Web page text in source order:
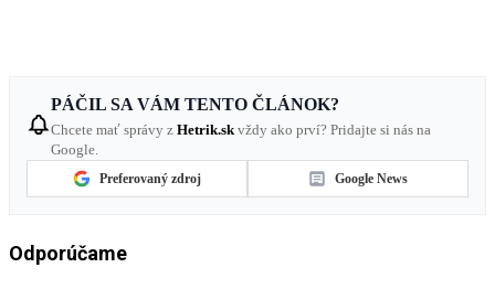
PÁČIL SA VÁM TENTO ČLÁNOK?
Chcete mať správy z Hetrik.skvždy ako prví? Pridajte si nás na
Google.
Preferovaný zdroj Google News
Odporúčame